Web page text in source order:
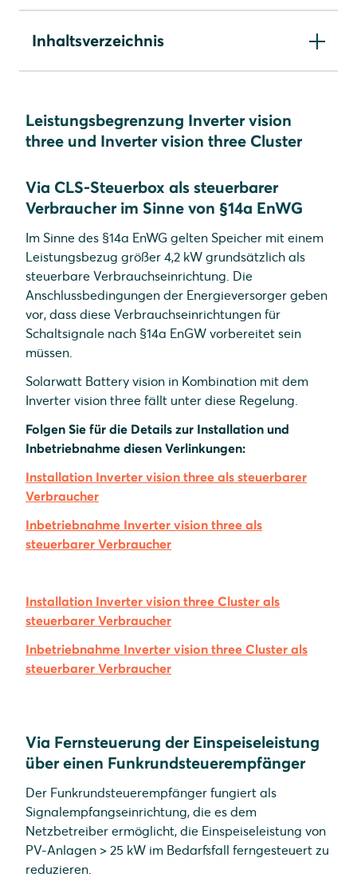
Inhaltsverzeichnis
Leistungsbegrenzung Inverter vision one
Leistungsbegrenzung Inverter vision
three und Inverter vision three Cluster
Via CLS-Steuerbox als steuerbarer
Verbraucher im Sinne von §14a EnWG
Im Sinne des §14a EnWG gelten Speicher mit einem
Leistungsbezug größer 4,2 kW grundsätzlich als
steuerbare Verbrauchseinrichtung. Die
Anschlussbedingungen der Energieversorger geben
vor, dass diese Verbrauchseinrichtungen für
Schaltsignale nach §14a EnGW vorbereitet sein
müssen.
Solarwatt Battery vision in Kombination mit dem
Inverter vision three fällt unter diese Regelung.
Folgen Sie für die Details zur Installation und
Inbetriebnahme diesen Verlinkungen:
Installation Inverter vision three als steuerbarer
Verbraucher
Inbetriebnahme Inverter vision three als
steuerbarer Verbraucher
Installation Inverter vision three Cluster als
steuerbarer Verbraucher
Inbetriebnahme Inverter vision three Cluster als
steuerbarer Verbraucher
Via Fernsteuerung der Einspeiseleistung
über einen Funkrundsteuerempfänger
Der Funkrundsteuerempfänger fungiert als
Signalempfangseinrichtung, die es dem
Netzbetreiber ermöglicht, die Einspeiseleistung von
PV-Anlagen > 25 kW im Bedarfsfall ferngesteuert zu
reduzieren.